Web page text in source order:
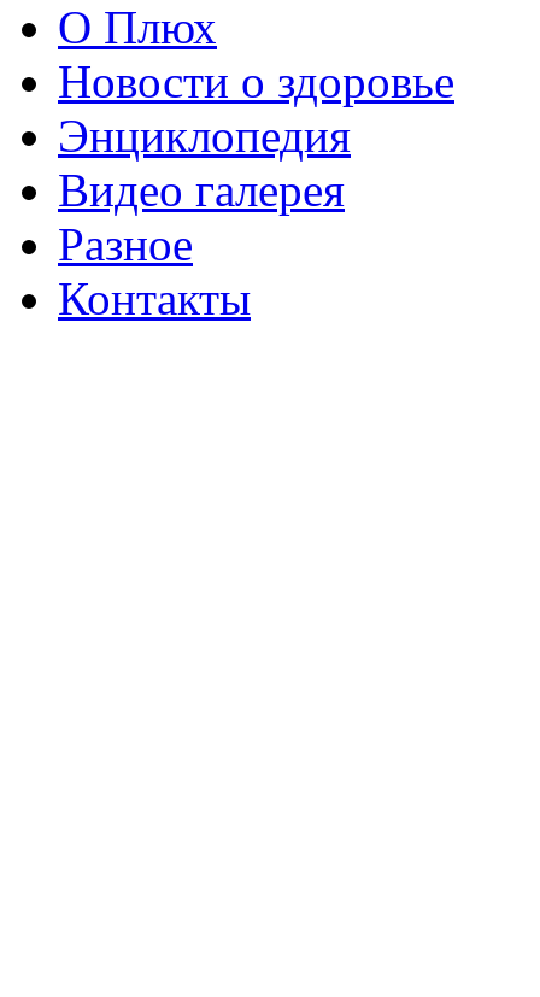
О Плюх
Новости о здоровье
Энциклопедия
Видео галерея
Разное
Контакты